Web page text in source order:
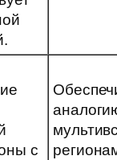
с